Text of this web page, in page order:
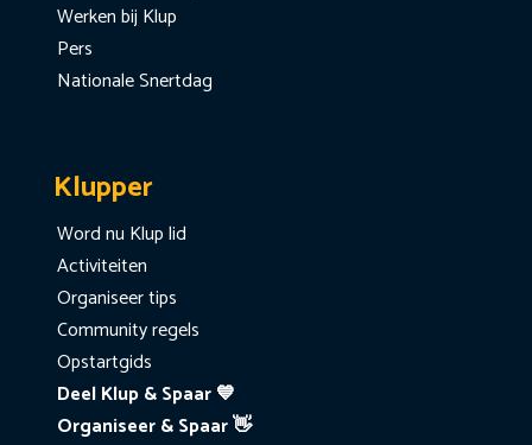
Werken bij Klup
Pers
Nationale Snertdag
Klupper
Word nu Klup lid
Activiteiten
Organiseer tips
Community regels
Opstartgids
Deel Klup & Spaar 💙
Organiseer & Spaar 👋